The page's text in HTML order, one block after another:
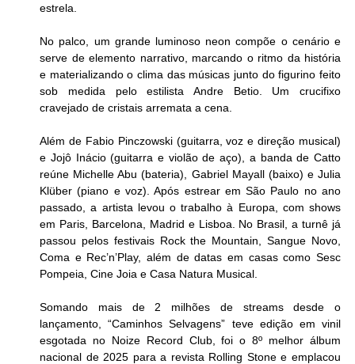
estrela.
No palco, um grande luminoso neon compõe o cenário e
serve de elemento narrativo, marcando o ritmo da história
e materializando o clima das músicas junto do figurino feito
sob medida pelo estilista Andre Betio. Um crucifixo
cravejado de cristais arremata a cena.
Além de Fabio Pinczowski (guitarra, voz e direção musical)
e Jojô Inácio (guitarra e violão de aço), a banda de Catto
reúne Michelle Abu (bateria), Gabriel Mayall (baixo) e Julia
Klüber (piano e voz). Após estrear em São Paulo no ano
passado, a artista levou o trabalho à Europa, com shows
em Paris, Barcelona, Madrid e Lisboa. No Brasil, a turnê já
passou pelos festivais Rock the Mountain, Sangue Novo,
Coma e Rec’n’Play, além de datas em casas como Sesc
Pompeia, Cine Joia e Casa Natura Musical.
Somando mais de 2 milhões de streams desde o
lançamento, “Caminhos Selvagens” teve edição em vinil
esgotada no Noize Record Club, foi o 8º melhor álbum
nacional de 2025 para a revista Rolling Stone e emplacou